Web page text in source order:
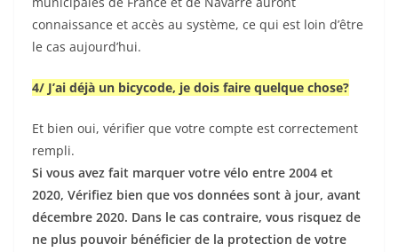
connaissance et accès au système, ce qui est loin d’être
le cas aujourd’hui.
4/ J’ai déjà un bicycode, je dois faire quelque chose?
Et bien oui, vérifier que votre compte est correctement
rempli.
Si vous avez fait marquer votre vélo entre 2004 et
2020, Vérifiez bien que vos données sont à jour, avant
décembre 2020. Dans le cas contraire, vous risquez de
ne plus pouvoir bénéficier de la protection de votre